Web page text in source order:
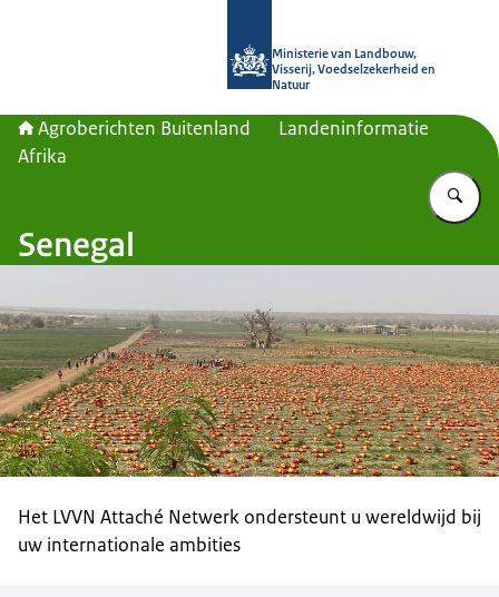
Ministerie van Landbouw,
Visserij, Voedselzekerheid en
Natuur
Agroberichten Buitenland
Landeninformatie
Afrika
Senegal
Het LVVN Attaché Netwerk ondersteunt u wereldwijd bij
uw internationale ambities